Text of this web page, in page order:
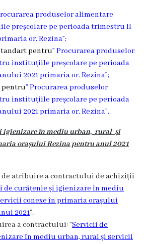
produselor alimentare
preșcolare pe perioada trimestru II-
or. Rezina”;
pentru” Procurarea produselor
instituțiile preșcolare pe perioada
2021 primaria or. Rezina”;
pentru” Procurarea produselor
instituțiile preșcolare pe perioada
2021 primaria or. Rezina”.
igienizare în mediu urban, rural și
orașului Rezina pentru anul 2021
de atribuire a contractului de achiziții
de curățenie și igienizare în mediu
conexe în primaria orașului
2021”.
a contractului: ”Servicii de
în mediu urban, rural și servicii